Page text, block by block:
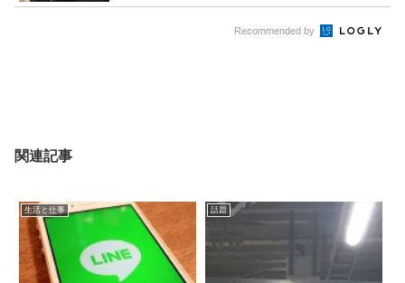
Recommended by
関連記事
生活と仕事 話題